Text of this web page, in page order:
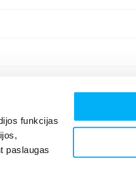
funkcijas
paslaugas